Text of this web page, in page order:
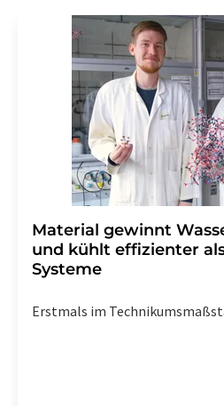
Material gewinnt
und kühlt effizienter
Systeme
Erstmals im